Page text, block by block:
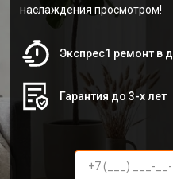
наслаждения просмотром!
Экспрес1 ремонт в
Гарантия до 3-х лет